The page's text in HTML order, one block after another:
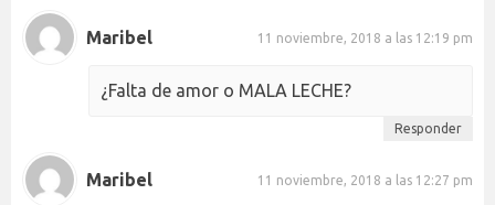
Maribel 11 noviembre, 2018 a las 12:19 pm
¿Falta de amor o MALA LECHE?
Responder
Maribel 11 noviembre, 2018 a las 12:27 pm